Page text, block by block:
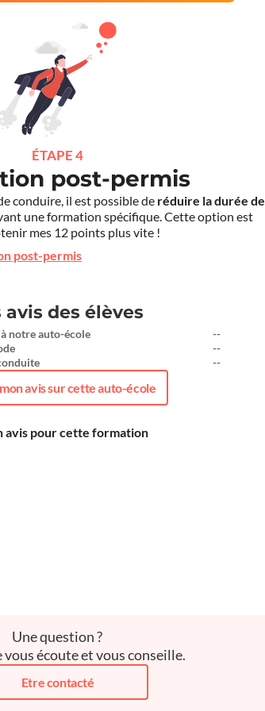
ÉTAPE 4
post-permis
conduire, il est possible de réduire la durée de
une formation spécifique. Cette option est
mes 12 points plus vite !
post-permis
avis des élèves
notre auto-école
--
--
--
avis sur cette auto-école
avis pour cette formation
Une question ?
vous écoute et vous conseille.
Etre contacté